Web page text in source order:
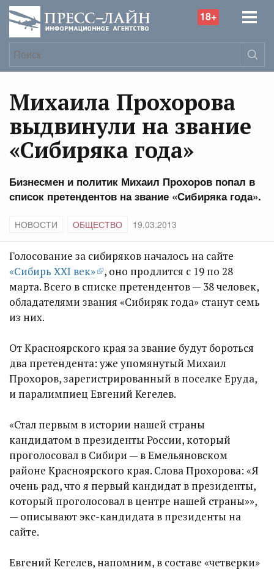
18+
Михаила Прохорова
выдвинули на звание
«Сибиряка года»
Бизнесмен и политик Михаил Прохоров попал в
список претендентов на звание «Сибиряка года».
НОВОСТИ ОБЩЕСТВО 19.03.2013
Голосование за сибиряков началось на сайте
«Сибирь XXI век»
, оно продлится с 19 по 28
марта. Всего в списке претендентов — 38 человек,
обладателями звания «Сибиряк года» станут семь
из них.
От Красноярского края за звание будут бороться
два претендента: уже упомянутый Михаил
Прохоров, зарегистрированный в поселке Еруда,
и паралимпиец Евгений Кегелев.
«Стал первым в истории нашей страны
кандидатом в президенты России, который
проголосовал в Сибири — в Емельяновском
районе Красноярского края. Слова Прохорова: «Я
очень рад, что я первый кандидат в президенты,
который проголосовал в центре нашей страны»»,
— описывают экс-кандидата в президенты на
сайте.
Евгений Кегелев, напомним, в составе «четверки»